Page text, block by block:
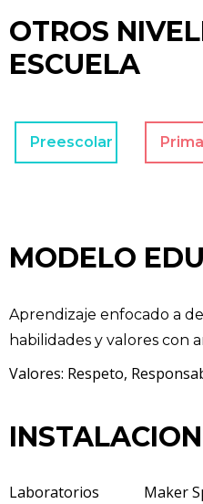
OTROS
ESCUELA
Preescolar
MODELO
Aprendizaje enfocado a
habilidades y valores con
Valores: Respeto,
Laboratorios Maker